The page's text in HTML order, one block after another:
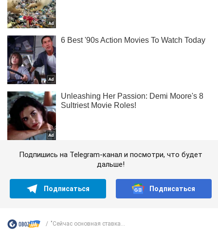
Подпишись на Telegram-канал и посмотри, что будет
дальше!
Подписаться Подписаться
"Сейчас основная ставка...